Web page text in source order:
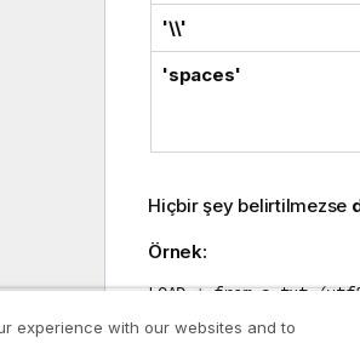
'\\'
'spaces'
Hiçbir şey belirtilmezse
Örnek:
LOAD * from a.txt
experience with our websites and to